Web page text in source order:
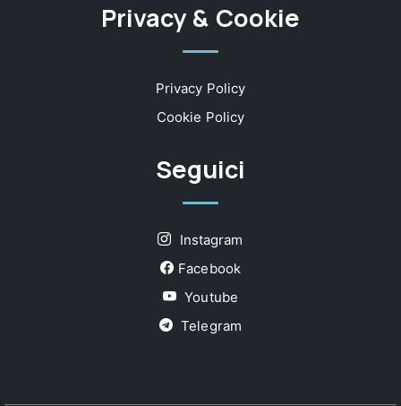
Privacy & Cookie
Privacy Policy
Cookie Policy
Seguici
Instagram
Facebook
Youtube
Telegram